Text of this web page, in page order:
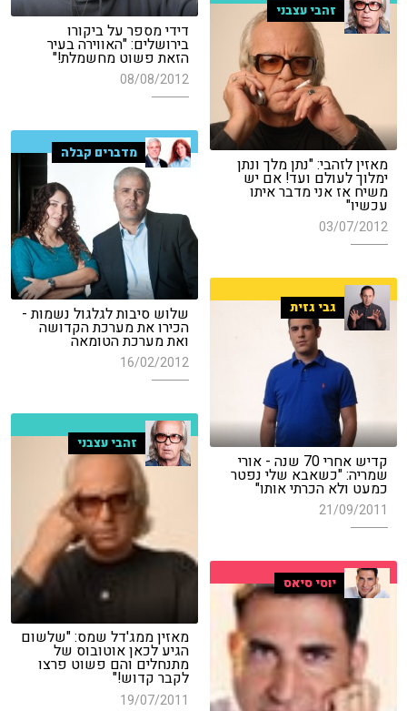
דידי מספר על ביקורו
בירושלים: "האווירה בעיר
הזאת פשוט מחשמלת!"
08/08/2012
זהבי עצבני
מאזין לזהבי: "נתן מלך ונתן
ימלוך לעולם ועד! אם יש
משיח אז אני מדבר איתו
עכשיו"
03/07/2012
מדברים קבלה
שלוש סיבות לגלגול נשמות -
הכירו את מערכת הקדושה
ואת מערכת הטומאה
16/02/2012
גבי גזית
קדיש אחרי 70 שנה - אורי
שמריה: "כשאבא שלי נפטר
כמעט ולא הכרתי אותו"
21/09/2011
זהבי עצבני
מאזין ממג'דל שמס: "שלשום
הגיע לכאן אוטובוס של
מתנחלים והם פשוט פרצו
לקבר קדוש!"
19/07/2011
יוסי סיאס